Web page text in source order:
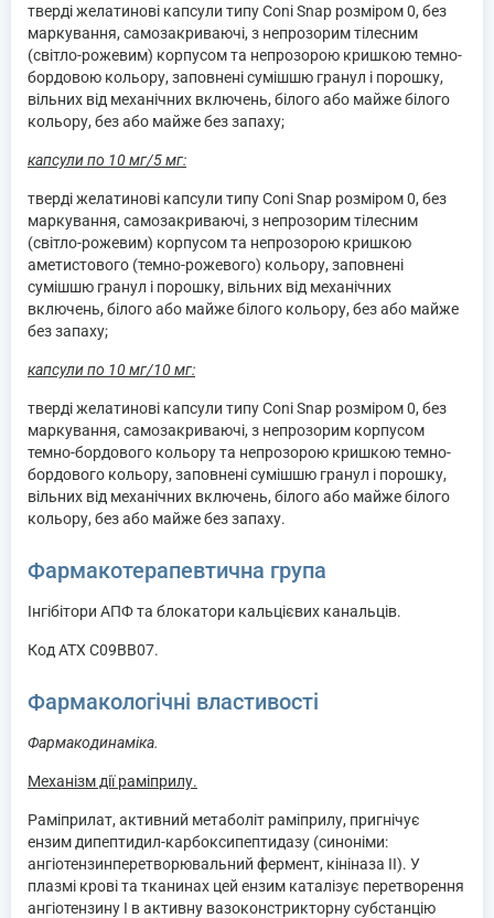
тверді желатинові капсули типу Coni Snap розміром 0, без
маркування, самозакриваючі, з непрозорим тілесним
(світло-рожевим) корпусом та непрозорою кришкою темно-
бордовою кольору, заповнені сумішшю гранул і порошку,
вільних від механічних включень, білого або майже білого
кольору, без або майже без запаху;
капсули по 10 мг/5 мг:
тверді желатинові капсули типу Coni Snap розміром 0, без
маркування, самозакриваючі, з непрозорим тілесним
(світло-рожевим) корпусом та непрозорою кришкою
аметистового (темно-рожевого) кольору, заповнені
сумішшю гранул і порошку, вільних від механічних
включень, білого або майже білого кольору, без або майже
без запаху;
капсули по 10 мг/10 мг:
тверді желатинові капсули типу Coni Snap розміром 0, без
маркування, самозакриваючі, з непрозорим корпусом
темно-бордового кольору та непрозорою кришкою темно-
бордового кольору, заповнені сумішшю гранул і порошку,
вільних від механічних включень, білого або майже білого
кольору, без або майже без запаху.
Фармакотерапевтична група
Інгібітори АПФ та блокатори кальцієвих канальців.
Код АТХ C09BB07.
Фармакологічні властивості
Фармакодинаміка.
Механізм дії раміприлу.
Раміприлат, активний метаболіт раміприлу, пригнічує
ензим дипептидил-карбоксипептидазу (синоніми:
ангіотензинперетворювальний фермент, кініназа II). У
плазмі крові та тканинах цей ензим каталізує перетворення
ангіотензину І в активну вазоконстрикторну субстанцію